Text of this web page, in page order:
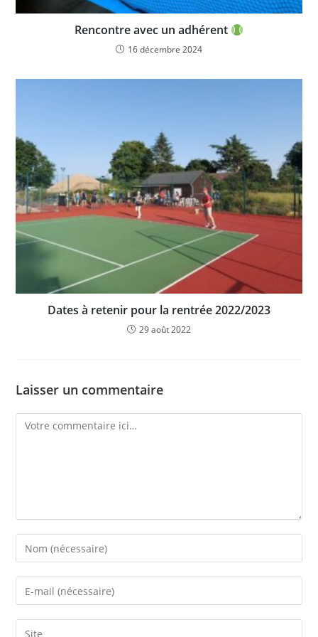
Rencontre avec un adhérent
16 décembre 2024
Dates à retenir pour la rentrée 2022/2023
29 août 2022
Laisser un commentaire
Comment
Enter
your
name
Enter
your
email
Saisir